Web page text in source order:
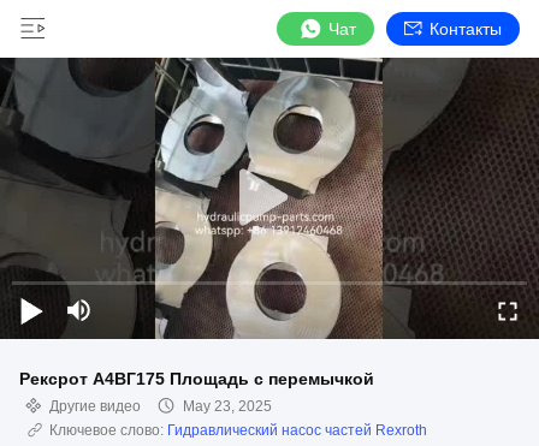
Чат Контакты
Рексрот А4ВГ175 Площадь с перемычкой
Другие видео
May 23, 2025
Ключевое слово: Гидравлический насос частей Rexroth